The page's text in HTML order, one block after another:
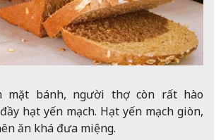
mặt bánh, người thợ còn rất hào
hạt yến mạch. Hạt yến mạch giòn,
ăn khá đưa miệng.